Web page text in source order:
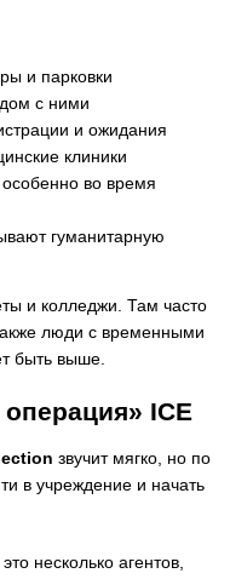
и парковки
с ними
и ожидания
клиники
во время
гуманитарную
и колледжи. Там часто
люди с временными
быть выше.
операция» ICE
звучит мягко, но по
в учреждение и начать
несколько агентов,